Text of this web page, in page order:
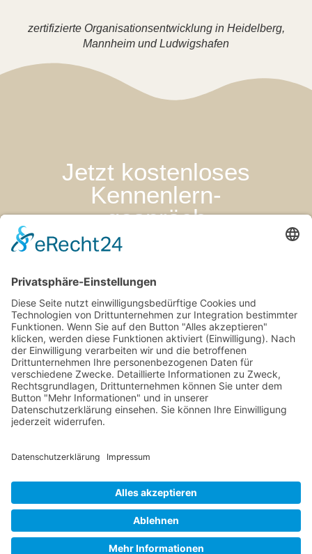
zertifizierte Organisationsentwicklung in Heidelberg,
Mannheim und Ludwigshafen
Jetzt kostenloses
Kennenlern-
gespräch
vereinbaren!
Direkt zum Kalender
Jens Eggert im Kampe
kontakt@tiefsicht.de
+49 6257 9995 961
Impressum
Datenschutz